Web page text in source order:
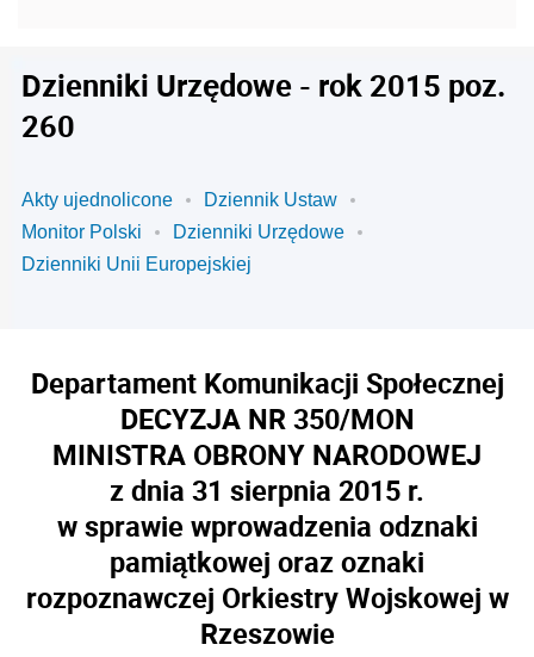
Dzienniki Urzędowe - rok 2015 poz.
260
Akty ujednolicone
Dziennik Ustaw
Monitor Polski
Dzienniki Urzędowe
Dzienniki Unii Europejskiej
Departament Komunikacji Społecznej
DECYZJA NR 350/MON
MINISTRA OBRONY NARODOWEJ
z dnia 31 sierpnia 2015 r.
w sprawie wprowadzenia odznaki
pamiątkowej oraz oznaki
rozpoznawczej Orkiestry Wojskowej w
Rzeszowie